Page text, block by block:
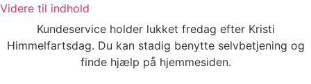
Videre til indhold
Kundeservice holder lukket fredag efter Kristi
Himmelfartsdag. Du kan stadig benytte selvbetjening og
finde hjælp på hjemmesiden.